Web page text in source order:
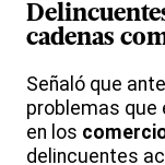
cadenas
Señaló que
problemas que
en los
delincuentes